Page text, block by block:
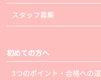
スタッフ募集
初めての方へ
3つのポイント・合格への道